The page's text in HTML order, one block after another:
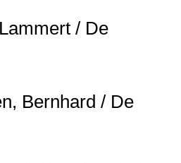
/ De
Bernhard / De